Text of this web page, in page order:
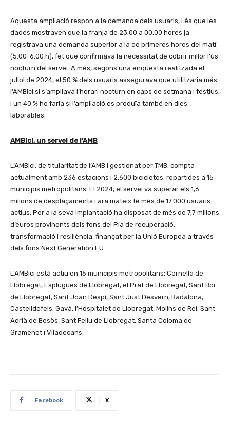
Aquesta ampliació respon a la demanda dels usuaris, i és que les
dades mostraven que la franja de 23.00 a 00.00 hores ja
registrava una demanda superior a la de primeres hores del matí
(5.00-6.00 h), fet que confirmava la necessitat de cobrir millor l’ús
nocturn del servei. A més, segons una enquesta realitzada el
juliol de 2024, el 50 % dels usuaris assegurava que utilitzaria més
l’AMBici si s’ampliava l’horari nocturn en caps de setmana i festius,
i un 40 % ho faria si l’ampliació es produïa també en dies
laborables.
AMBici, un servei de l’AMB
L’AMBici, de titularitat de l’AMB i gestionat per TMB, compta
actualment amb 236 estacions i 2.600 bicicletes, repartides a 15
municipis metropolitans. El 2024, el servei va superar els 1,6
milions de desplaçaments i ara mateix té més de 17.000 usuaris
actius. Per a la seva implantació ha disposat de més de 7,7 milions
d’euros provinents dels fons del Pla de recuperació,
transformació i resiliència, finançat per la Unió Europea a través
dels fons Next Generation EU.
L’AMBici està actiu en 15 municipis metropolitans: Cornellà de
Llobregat, Esplugues de Llobregat, el Prat de Llobregat, Sant Boi
de Llobregat, Sant Joan Despí, Sant Just Desvern, Badalona,
Castelldefels, Gavà, l’Hospitalet de Llobregat, Molins de Rei, Sant
Adrià de Besòs, Sant Feliu de Llobregat, Santa Coloma de
Gramenet i Viladecans.
Facebook X